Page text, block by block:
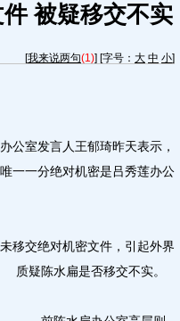
被疑移交不实
[我来说两句(1)] [字号： 大 中 小]
室发言人王郁琦昨天表示，
一一分绝对机密是吕秀莲办公
交绝对机密文件，引起外界
质疑陈水扁是否移交不实。